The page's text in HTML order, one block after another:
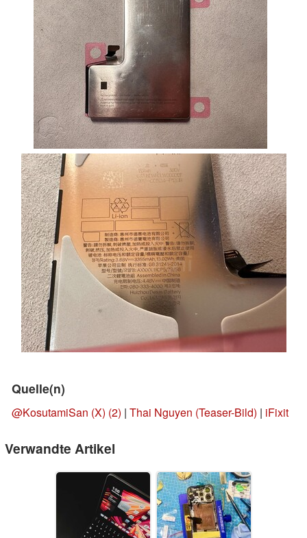
Quelle(n)
@KosutamiSan (X) (2) | Thai Nguyen (Teaser-Bild) | iFixit
Verwandte Artikel